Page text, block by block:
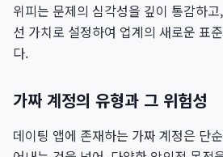
위피는 문제의 심각성을 깊이 통감하
선 가치로 설정하여 업계의 새로운 표
다.
가짜 계정의 유형과 그 위험성
데이팅 앱에 존재하는 가짜 계정은 단